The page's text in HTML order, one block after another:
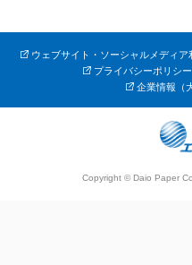
ウェブサイト・ソーシャルメディア
プライバシーポリシー
企業情報（
Copyright © Daio Paper